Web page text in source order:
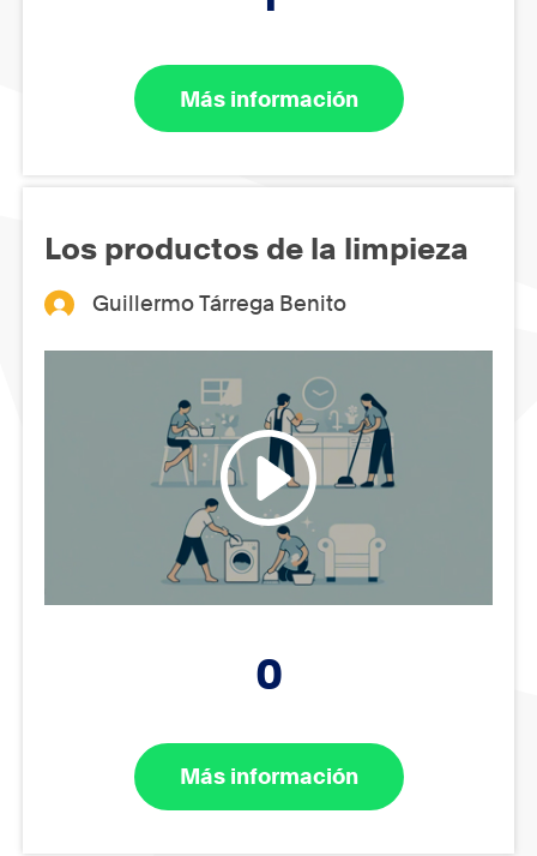
Más información
Los productos de la limpieza
Guillermo Tárrega Benito
0
Más información